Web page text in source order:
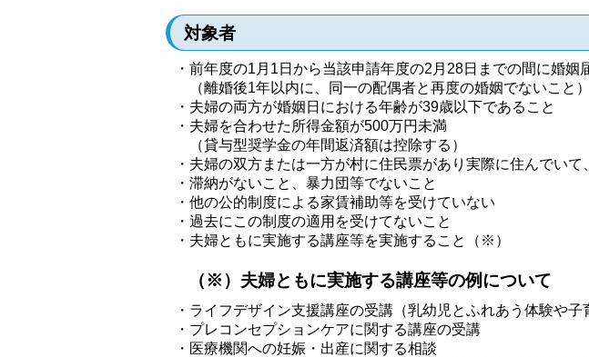
対象者
・前年度の1月1日から当該申請年度の2月28日までの間に婚姻
（離婚後1年以内に、同一の配偶者と再度の婚姻でないこと）
・夫婦の両方が婚姻日における年齢が39歳以下であること
・夫婦を合わせた所得金額が500万円未満
（貸与型奨学金の年間返済額は控除する）
・夫婦の双方または一方が村に住民票があり実際に住んでい
・滞納がないこと、暴力団等でないこと
・他の公的制度による家賃補助等を受けていない
・過去にこの制度の適用を受けてないこと
・夫婦ともに実施する講座等を実施すること（※）
（※）夫婦ともに実施する講座等の例について
・ライフデザイン支援講座の受講（乳幼児とふれあう体験や子
・プレコンセプションケアに関する講座の受講
・医療機関への妊娠・出産に関する相談